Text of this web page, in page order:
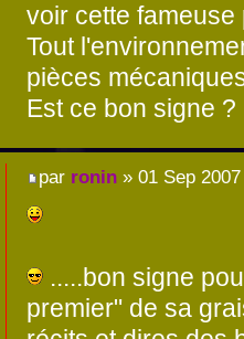
voir cette
Tout
pièces
Est ce bon signe ?
par ronin» 01 Sep 2007
.....bon signe
premier" de sa